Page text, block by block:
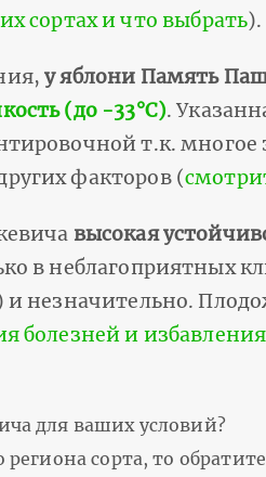
сортах и что выбрать).
у яблони Память
(до -33°С).
т.к. многое
факторов (
высокая
в неблагоприятных
незначительно.
болезней и
для ваших условий?
сорта, то